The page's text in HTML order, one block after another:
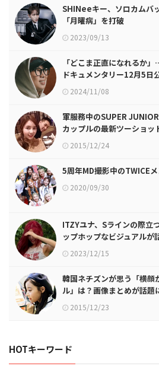
SHINeeキー、ソロカムバ
「月曜病」を打破
2023/09/13
「どこま正直になれるか
ドキュメンタリー12月5日
2024/11/08
軍服務中のSUPER
カップルの最新ツーショッ
2015/12/24
5周年MD撮影中のTWICE
2020/09/30
ITZYユナ、Sラインの際立
ップホップなビジュアルが
2023/12/15
韓国ネチズンが思う「横顔
ル」は？画像まとめが話題
2015/12/23
HOTキーワード